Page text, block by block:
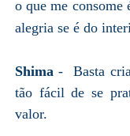
o que me consome
alegria se é do
Shima - Basta
tão fácil de se
valor.